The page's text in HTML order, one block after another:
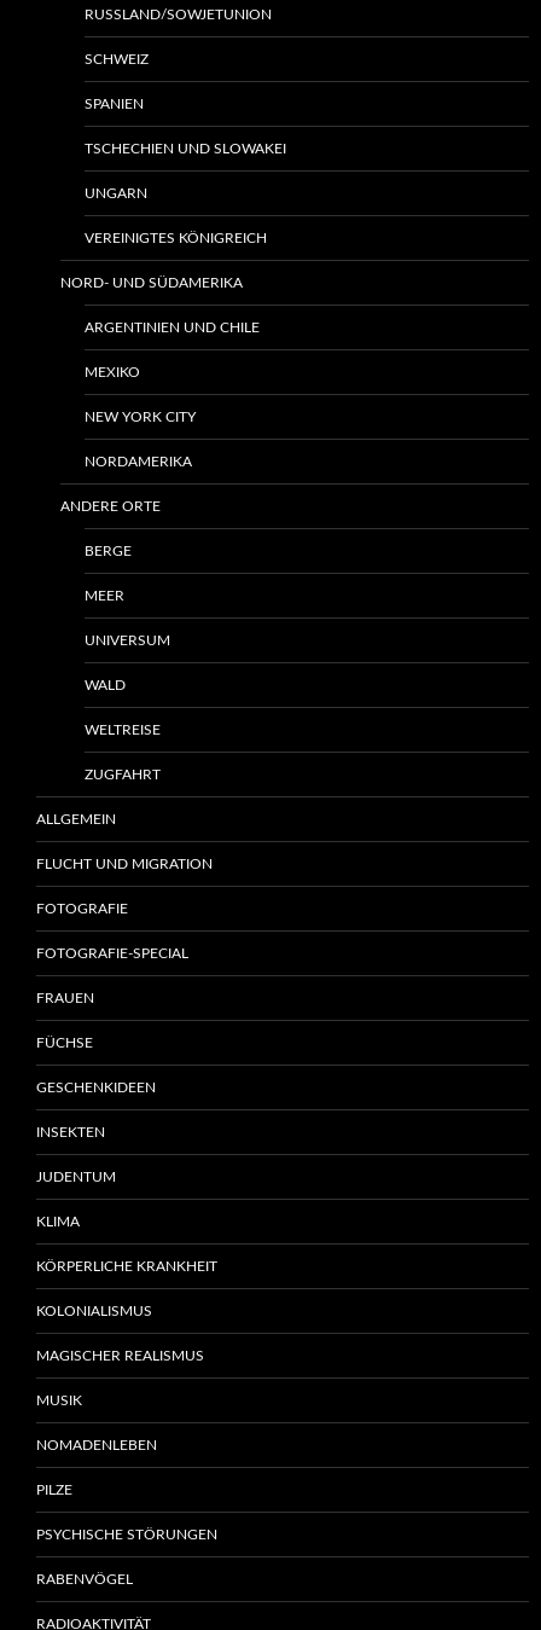
RUSSLAND/SOWJETUNION
SCHWEIZ
SPANIEN
TSCHECHIEN UND SLOWAKEI
UNGARN
VEREINIGTES KÖNIGREICH
NORD- UND SÜDAMERIKA
ARGENTINIEN UND CHILE
MEXIKO
NEW YORK CITY
NORDAMERIKA
ANDERE ORTE
BERGE
MEER
UNIVERSUM
WALD
WELTREISE
ZUGFAHRT
ALLGEMEIN
FLUCHT UND MIGRATION
FOTOGRAFIE
FOTOGRAFIE-SPECIAL
FRAUEN
FÜCHSE
GESCHENKIDEEN
INSEKTEN
JUDENTUM
KLIMA
KÖRPERLICHE KRANKHEIT
KOLONIALISMUS
MAGISCHER REALISMUS
MUSIK
NOMADENLEBEN
PILZE
PSYCHISCHE STÖRUNGEN
RABENVÖGEL
RADIOAKTIVITÄT